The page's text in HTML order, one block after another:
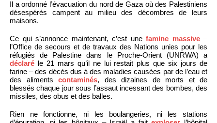
Il a ordonné l’évacuation du nord de Gaza où des Palestiniens
désespérés campent au milieu des décombres de leurs
maisons.
Ce qui s’annonce maintenant, c’est une famine massive–
l’Office de secours et de travaux des Nations unies pour les
réfugiés de Palestine dans le Proche-Orient (UNRWA) a
déclaré le 21 mars qu’il ne lui restait plus que six jours de
farine – des décès dus à des maladies causées par de l’eau et
des aliments contaminés, des dizaines de morts et de
blessés chaque jour sous l’assaut incessant des bombes, des
missiles, des obus et des balles.
Rien ne fonctionne, ni les boulangeries, ni les stations